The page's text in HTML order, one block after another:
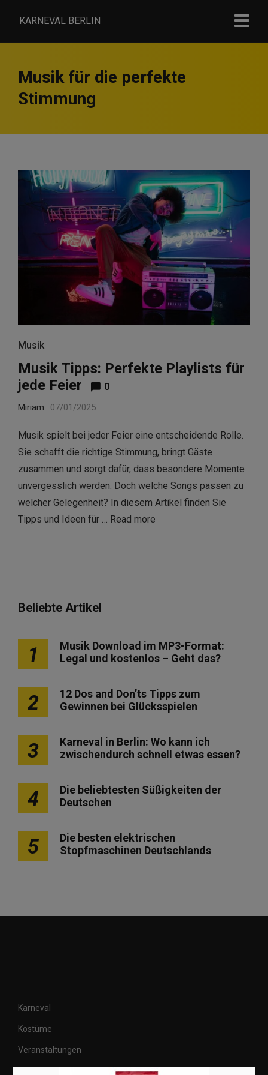
KARNEVAL BERLIN
Musik für die perfekte
Stimmung
Musik
Musik Tipps: Perfekte Playlists für
jede Feier
0
Miriam 07/01/2025
Musik spielt bei jeder Feier eine entscheidende Rolle.
Sie schafft die richtige Stimmung, bringt Gäste
zusammen und sorgt dafür, dass besondere Momente
unvergesslich werden. Doch welche Songs passen zu
welcher Gelegenheit? In diesem Artikel finden Sie
Tipps und Ideen für … Read more
Beliebte Artikel
1
Musik Download im MP3-Format:
Legal und kostenlos – Geht das?
2
12 Dos and Don’ts Tipps zum
Gewinnen bei Glücksspielen
3
Karneval in Berlin: Wo kann ich
zwischendurch schnell etwas essen?
4
Die beliebtesten Süßigkeiten der
Deutschen
5
Die besten elektrischen
Stopfmaschinen Deutschlands
Karneval
Kostüme
Veranstaltungen